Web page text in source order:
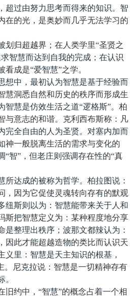
超过由努力思考而得来的知识。智
在的光，是奥妙而几乎无法学习的
划归超越界；在人类学里“圣贤之
智慧而达到自我的完成；在认识
成是“爱智慧”之学。
想中，最初认为智慧是基于经验而
慧洞悉自然和历史的秩序而形成生
智慧是仿效生活之道“逻格斯”。柏
与意志的和谐。克利西布斯称：凡
完全自由的人为圣贤。对塞内加而
神一般脱离生活的需求与变化的
“智”，但老庄则强调存在性的“真
所达成的被称为哲学。柏拉图说：
，因为它促使灵魂转向存有的默观
纽斯则以为：智慧能带来关于人和
斯把智慧定义为：某种程度地分享
是整理出秩序；波那文都辣认为：
因此才能超越造物的类比而认识天
义里：智慧是天主知识的根基，
。尼克拉说：智慧是一切精神存有
。
旧约中，“智慧”的概念占着一个相